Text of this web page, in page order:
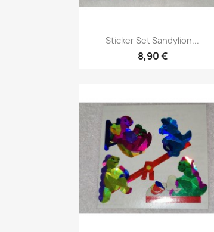
Sticker Set Sandylion...
8,90 €